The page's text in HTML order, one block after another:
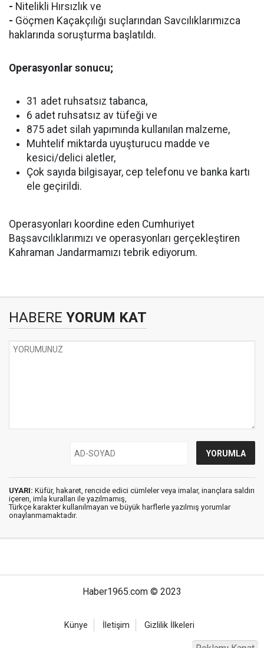
- Nitelikli Hırsızlık ve
- Göçmen Kaçakçılığı suçlarından Savcılıklarımızca
haklarında soruşturma başlatıldı.
Operasyonlar sonucu;
31 adet ruhsatsız tabanca,
6 adet ruhsatsız av tüfeği ve
875 adet silah yapımında kullanılan malzeme,
Muhtelif miktarda uyuşturucu madde ve
kesici/delici aletler,
Çok sayıda bilgisayar, cep telefonu ve banka kartı
ele geçirildi.
Operasyonları koordine eden Cumhuriyet
Başsavcılıklarımızı ve operasyonları gerçekleştiren
Kahraman Jandarmamızı tebrik ediyorum.
HABERE YORUM KAT
UYARI: Küfür, hakaret, rencide edici cümleler veya imalar, inançlara saldırı
içeren, imla kuralları ile yazılmamış,
Türkçe karakter kullanılmayan ve büyük harflerle yazılmış yorumlar
onaylanmamaktadır.
Haber1965.com © 2023
Künye İletişim Gizlilik İlkeleri